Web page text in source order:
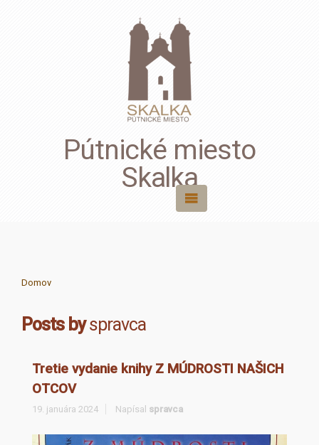
Pútnické miesto
Skalka
Domov
Posts byspravca
Tretie vydanie knihy Z MÚDROSTI NAŠICH
OTCOV
19. januára 2024 Napísal spravca